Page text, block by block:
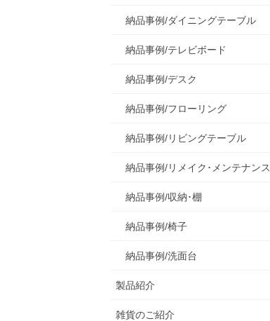
納品事例/ダイニングテーブル
納品事例/テレビボード
納品事例/デスク
納品事例/フローリング
納品事例/リビングテーブル
納品事例/リメイク･メンテナンス
納品事例/収納･棚
納品事例/椅子
納品事例/洗面台
製品紹介
雑貨のご紹介